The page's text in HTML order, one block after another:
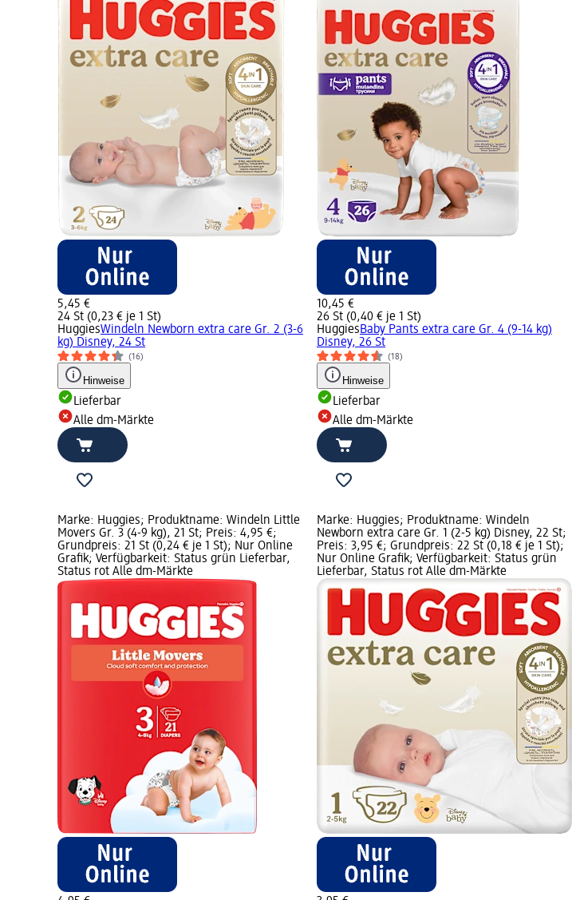
5,45 €
24 St (0,23 € je 1 St)
HuggiesWindeln Newborn extra care Gr. 2 (3-6
kg) Disney, 24 St
(16)
Hinweise
Lieferbar
Alle dm-Märkte
10,45 €
26 St (0,40 € je 1 St)
HuggiesBaby Pants extra care Gr. 4 (9-14 kg)
Disney, 26 St
(18)
Hinweise
Lieferbar
Alle dm-Märkte
Marke: Huggies; Produktname: Windeln Little
Movers Gr. 3 (4-9 kg), 21 St; Preis: 4,95 €;
Grundpreis: 21 St (0,24 € je 1 St); Nur Online
Grafik; Verfügbarkeit: Status grün Lieferbar,
Status rot Alle dm-Märkte
Marke: Huggies; Produktname: Windeln
Newborn extra care Gr. 1 (2-5 kg) Disney, 22 St;
Preis: 3,95 €; Grundpreis: 22 St (0,18 € je 1 St);
Nur Online Grafik; Verfügbarkeit: Status grün
Lieferbar, Status rot Alle dm-Märkte